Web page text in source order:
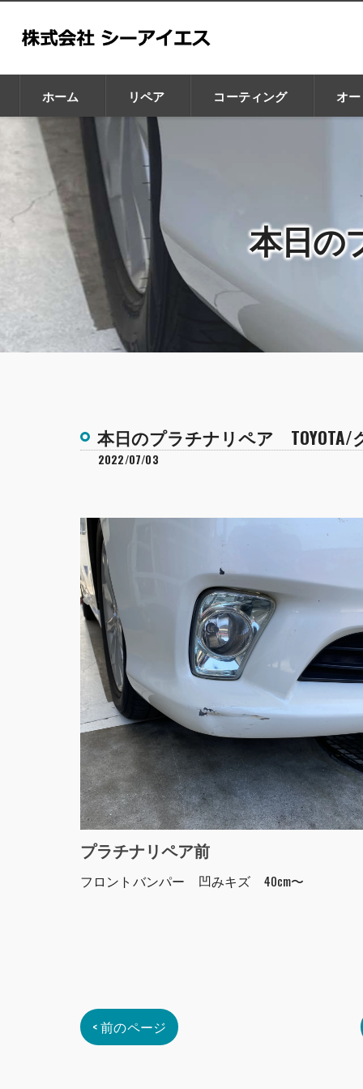
ホーム リペア コーティング
CHIP BRA
Leaps
Car Purele
オ
本日の
本日のプラチナリペア TOYOTA/
2022/07/03
プラチナリペア前
フロントバンパー 凹みキズ 40cm〜
< 前のページ